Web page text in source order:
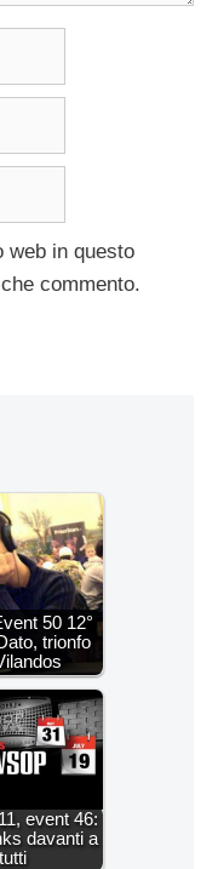
web in questo
commento.
50 12°
trionfo
event 46:
davanti a
tutti